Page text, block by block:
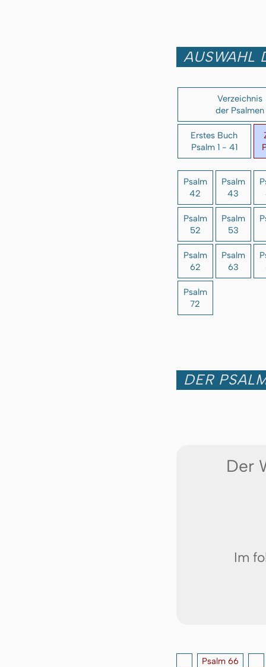
AUSWAHL
Verzeichnis
der Psalmen
Erstes Buch
Psalm 1 - 41
Psalm
42
Psalm
43
Psalm
52
Psalm
53
Psalm
62
Psalm
63
Psalm
72
DER
Der
Im
Psalm 66